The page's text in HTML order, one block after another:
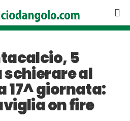
5
al
17^ giornata:
on fire